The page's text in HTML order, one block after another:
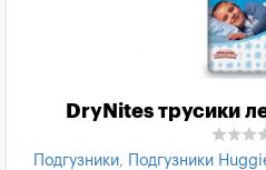
DryNites трусики
Подгузники, Подгузники